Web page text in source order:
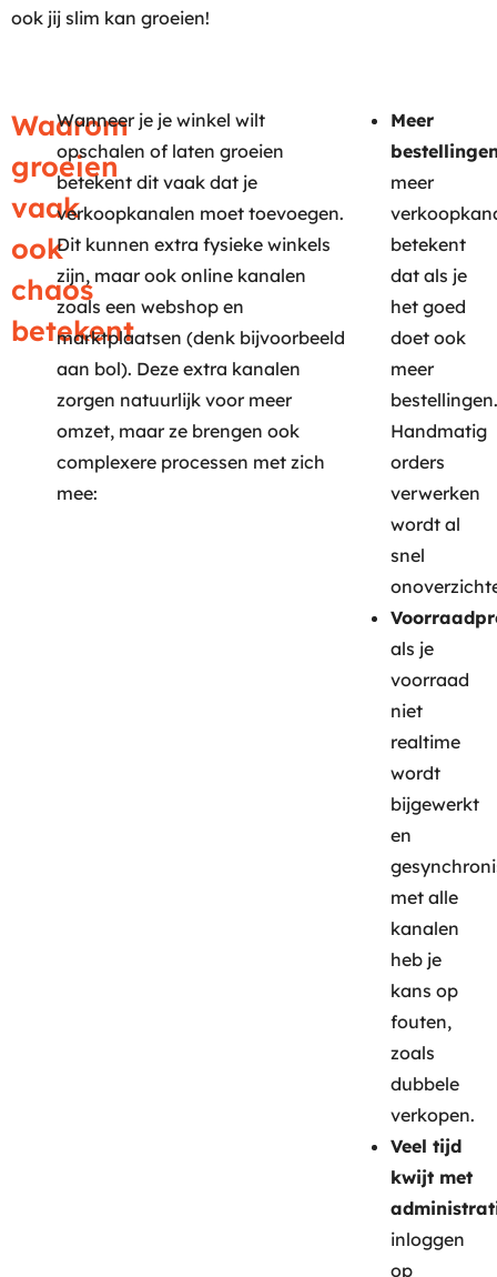
ook jij slim kan groeien!
Waarom
groeien
vaak
ook
chaos
betekent
Wanneer je je winkel wilt
opschalen of laten groeien
betekent dit vaak dat je
verkoopkanalen moet toevoegen.
Dit kunnen extra fysieke winkels
zijn, maar ook online kanalen
zoals een webshop en
marktplaatsen (denk bijvoorbeeld
aan bol). Deze extra kanalen
zorgen natuurlijk voor meer
omzet, maar ze brengen ook
complexere processen met zich
mee:
Meer
meer
betekent
dat als je
het goed
doet ook
meer
Handmatig
orders
verwerken
wordt al
snel
als je
voorraad
niet
realtime
wordt
bijgewerkt
en
met alle
kanalen
heb je
kans op
fouten,
zoals
dubbele
verkopen.
Veel tijd
kwijt met
inloggen
op